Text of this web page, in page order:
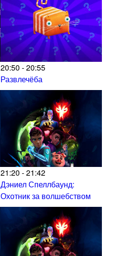
20:50 - 20:55
Развлечёба
21:20 - 21:42
Дэниел Спеллбаунд:
Охотник за волшебством